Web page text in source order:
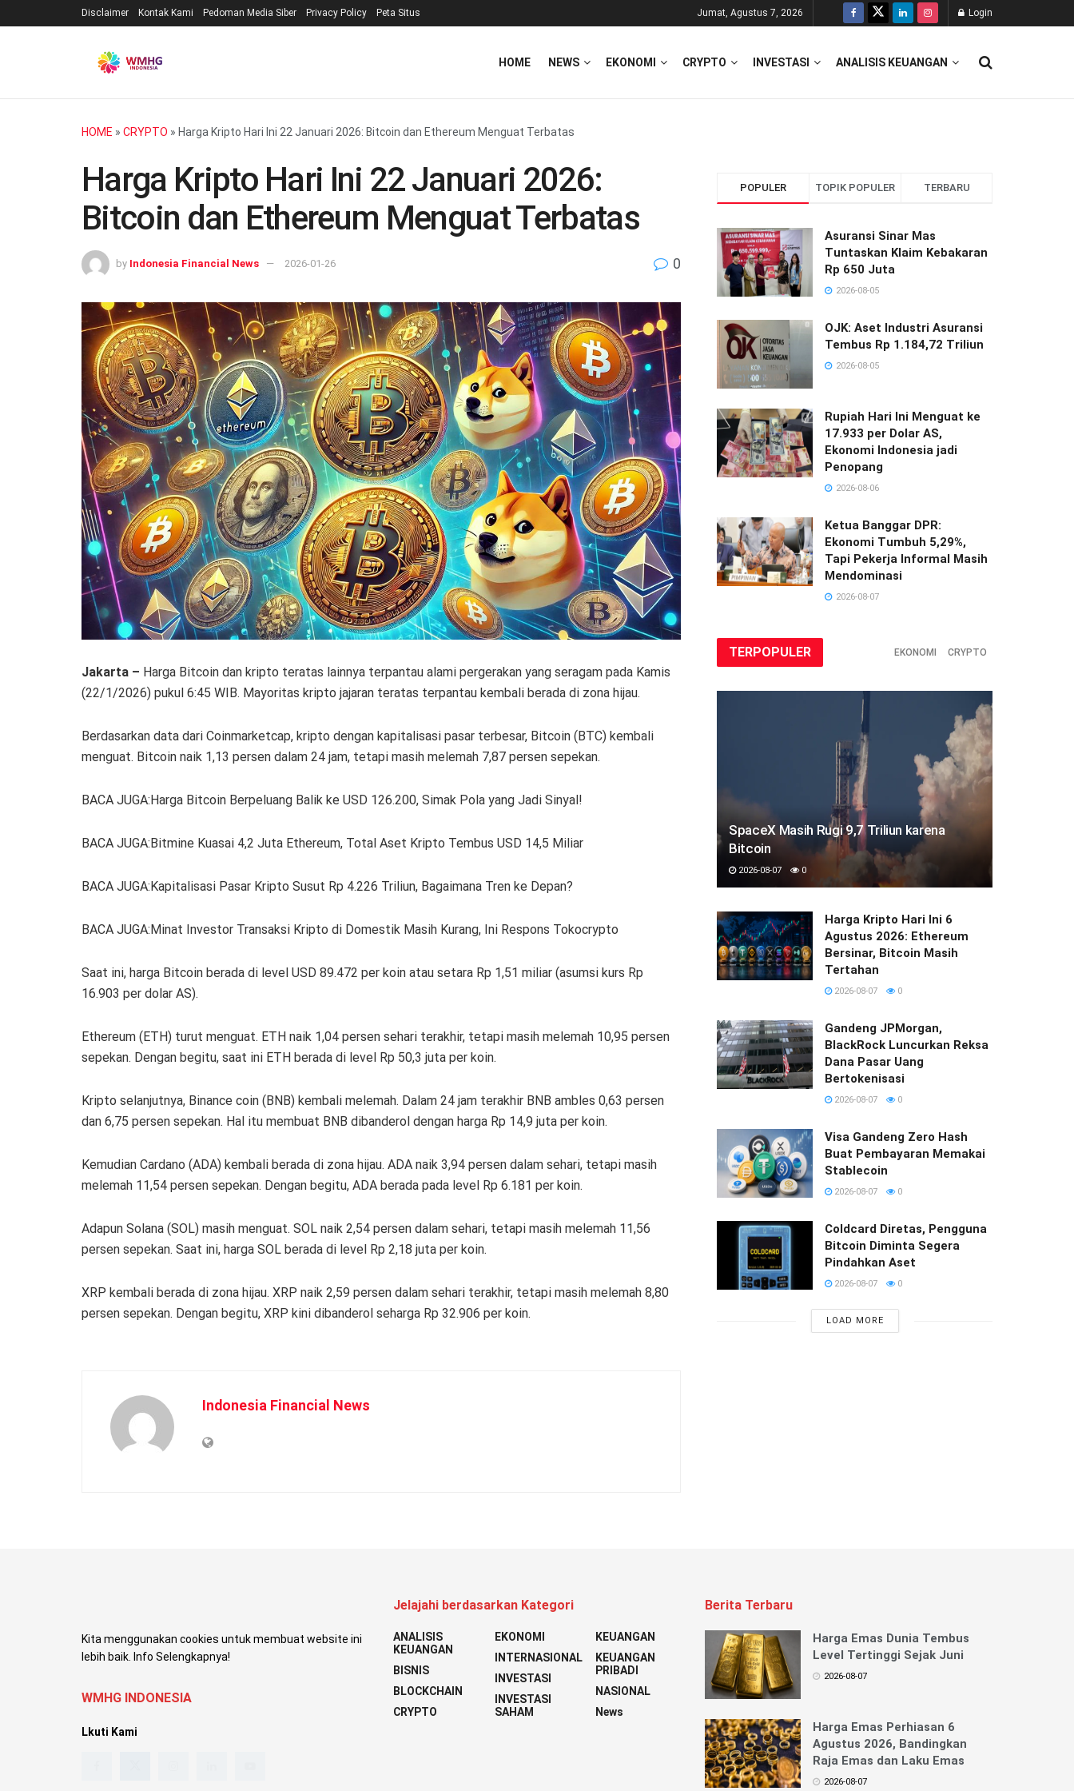
Disclaimer Kontak Kami Pedoman Media Siber Privacy Policy Peta Situs Jumat, Agustus 7, 2026 Login
HOME NEWS EKONOMI CRYPTO INVESTASI ANALISIS KEUANGAN
HOME » CRYPTO » Harga Kripto Hari Ini 22 Januari 2026: Bitcoin dan Ethereum Menguat Terbatas
Harga Kripto Hari Ini 22 Januari 2026:
Bitcoin dan Ethereum Menguat Terbatas
by Indonesia Financial News 2026-01-26 0
Jakarta – Harga Bitcoin dan kripto teratas lainnya terpantau alami pergerakan yang seragam pada Kamis
(22/1/2026) pukul 6:45 WIB. Mayoritas kripto jajaran teratas terpantau kembali berada di zona hijau.
Berdasarkan data dari Coinmarketcap, kripto dengan kapitalisasi pasar terbesar, Bitcoin (BTC) kembali
menguat. Bitcoin naik 1,13 persen dalam 24 jam, tetapi masih melemah 7,87 persen sepekan.
BACA JUGA:Harga Bitcoin Berpeluang Balik ke USD 126.200, Simak Pola yang Jadi Sinyal!
BACA JUGA:Bitmine Kuasai 4,2 Juta Ethereum, Total Aset Kripto Tembus USD 14,5 Miliar
BACA JUGA:Kapitalisasi Pasar Kripto Susut Rp 4.226 Triliun, Bagaimana Tren ke Depan?
BACA JUGA:Minat Investor Transaksi Kripto di Domestik Masih Kurang, Ini Respons Tokocrypto
Saat ini, harga Bitcoin berada di level USD 89.472 per koin atau setara Rp 1,51 miliar (asumsi kurs Rp
16.903 per dolar AS).
Ethereum (ETH) turut menguat. ETH naik 1,04 persen sehari terakhir, tetapi masih melemah 10,95 persen
sepekan. Dengan begitu, saat ini ETH berada di level Rp 50,3 juta per koin.
Kripto selanjutnya, Binance coin (BNB) kembali melemah. Dalam 24 jam terakhir BNB ambles 0,63 persen
dan 6,75 persen sepekan. Hal itu membuat BNB dibanderol dengan harga Rp 14,9 juta per koin.
Kemudian Cardano (ADA) kembali berada di zona hijau. ADA naik 3,94 persen dalam sehari, tetapi masih
melemah 11,54 persen sepekan. Dengan begitu, ADA berada pada level Rp 6.181 per koin.
Adapun Solana (SOL) masih menguat. SOL naik 2,54 persen dalam sehari, tetapi masih melemah 11,56
persen sepekan. Saat ini, harga SOL berada di level Rp 2,18 juta per koin.
XRP kembali berada di zona hijau. XRP naik 2,59 persen dalam sehari terakhir, tetapi masih melemah 8,80
persen sepekan. Dengan begitu, XRP kini dibanderol seharga Rp 32.906 per koin.
Indonesia Financial News
POPULER TOPIK POPULER TERBARU
Asuransi Sinar Mas
Tuntaskan Klaim Kebakaran
Rp 650 Juta
2026-08-05
OJK: Aset Industri Asuransi
Tembus Rp 1.184,72 Triliun
2026-08-05
Rupiah Hari Ini Menguat ke
17.933 per Dolar AS,
Ekonomi Indonesia jadi
Penopang
2026-08-06
Ketua Banggar DPR:
Ekonomi Tumbuh 5,29%,
Tapi Pekerja Informal Masih
Mendominasi
2026-08-07
TERPOPULER EKONOMI CRYPTO
SpaceX Masih Rugi 9,7 Triliun karena
Bitcoin
2026-08-07 0
Harga Kripto Hari Ini 6
Agustus 2026: Ethereum
Bersinar, Bitcoin Masih
Tertahan
2026-08-07 0
Gandeng JPMorgan,
BlackRock Luncurkan Reksa
Dana Pasar Uang
Bertokenisasi
2026-08-07 0
Visa Gandeng Zero Hash
Buat Pembayaran Memakai
Stablecoin
2026-08-07 0
Coldcard Diretas, Pengguna
Bitcoin Diminta Segera
Pindahkan Aset
2026-08-07 0
LOAD MORE
Kita menggunakan cookies untuk membuat website ini
lebih baik. Info Selengkapnya!
WMHG INDONESIA
Lkuti Kami
Jelajahi berdasarkan Kategori
ANALISIS
KEUANGAN
BISNIS
BLOCKCHAIN
CRYPTO
EKONOMI
INTERNASIONAL
INVESTASI
INVESTASI
SAHAM
KEUANGAN
KEUANGAN
PRIBADI
NASIONAL
News
Berita Terbaru
Harga Emas Dunia Tembus
Level Tertinggi Sejak Juni
2026-08-07
Harga Emas Perhiasan 6
Agustus 2026, Bandingkan
Raja Emas dan Laku Emas
2026-08-07